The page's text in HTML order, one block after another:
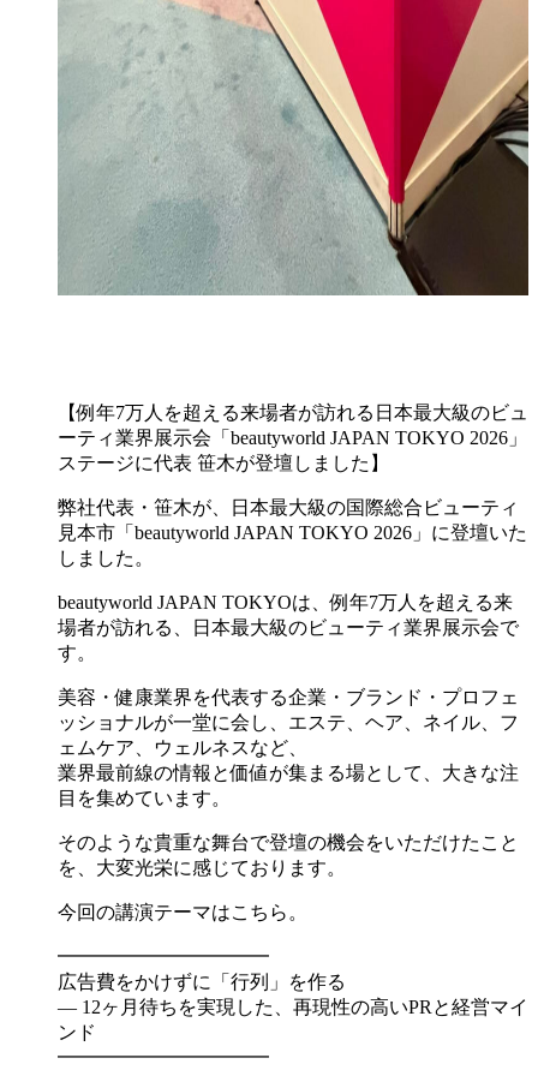
【例年7万人を超える来場者が訪れる日本最大級のビュ
ーティ業界展示会「beautyworld JAPAN TOKYO 2026」
ステージに代表 笹木が登壇しました】
弊社代表・笹木が、日本最大級の国際総合ビューティ
見本市「beautyworld JAPAN TOKYO 2026」に登壇いた
しました。
beautyworld JAPAN TOKYOは、例年7万人を超える来
場者が訪れる、日本最大級のビューティ業界展示会で
す。
美容・健康業界を代表する企業・ブランド・プロフェ
ッショナルが一堂に会し、エステ、ヘア、ネイル、フ
ェムケア、ウェルネスなど、
業界最前線の情報と価値が集まる場として、大きな注
目を集めています。
そのような貴重な舞台で登壇の機会をいただけたこと
を、大変光栄に感じております。
今回の講演テーマはこちら。
━━━━━━━━━━━
広告費をかけずに「行列」を作る
— 12ヶ月待ちを実現した、再現性の高いPRと経営マイ
ンド
━━━━━━━━━━━